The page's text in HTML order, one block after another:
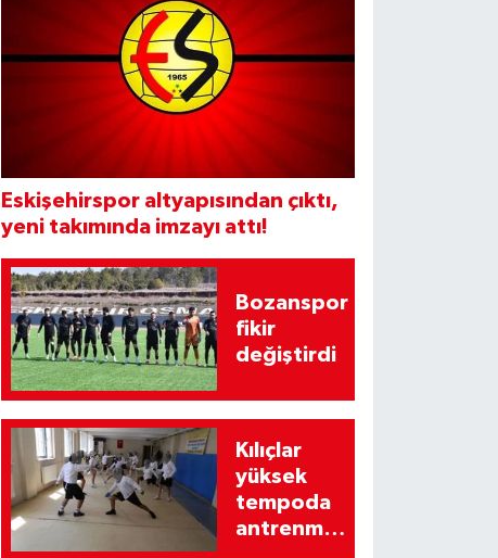
Eskişehirspor altyapısından çıktı,
yeni takımında imzayı attı!
Bozanspor
fikir
değiştirdi
Kılıçlar
yüksek
tempoda
antrenman